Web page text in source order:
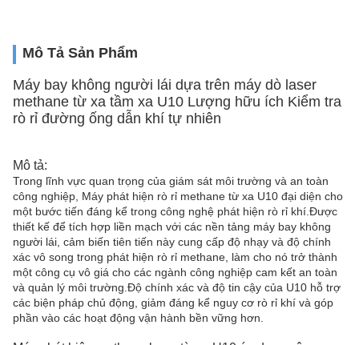
Mô Tả Sản Phẩm
Máy bay không người lái dựa trên máy dò laser
methane từ xa tầm xa U10 Lượng hữu ích Kiểm tra
rò rỉ đường ống dẫn khí tự nhiên
Mô tả:
Trong lĩnh vực quan trọng của giám sát môi trường và an toàn
công nghiệp, Máy phát hiện rò rỉ methane từ xa U10 đại diện cho
một bước tiến đáng kể trong công nghệ phát hiện rò rỉ khí.Được
thiết kế để tích hợp liền mạch với các nền tảng máy bay không
người lái, cảm biến tiên tiến này cung cấp độ nhạy và độ chính
xác vô song trong phát hiện rò rỉ methane, làm cho nó trở thành
một công cụ vô giá cho các ngành công nghiệp cam kết an toàn
và quản lý môi trường.Độ chính xác và độ tin cậy của U10 hỗ trợ
các biện pháp chủ động, giảm đáng kể nguy cơ rò rỉ khí và góp
phần vào các hoạt động vận hành bền vững hơn.